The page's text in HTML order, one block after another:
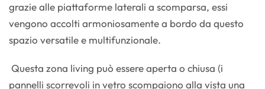
grazie alle piattaforme laterali a scomparsa, essi
vengono accolti armoniosamente a bordo da questo
spazio versatile e multifunzionale.
Questa zona living può essere aperta o chiusa (i
pannelli scorrevoli in vetro scompaiono alla vista una